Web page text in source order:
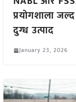
प्रयोगशाला
दुग्ध उत्पाद
January 23, 2026